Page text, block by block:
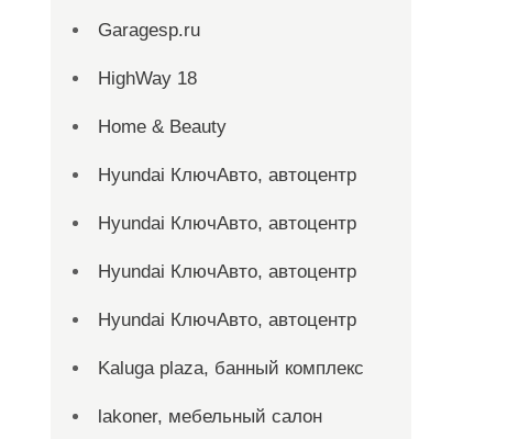
Garagesp.ru
HighWay 18
Home & Beauty
Hyundai КлючАвто, автоцентр
Hyundai КлючАвто, автоцентр
Hyundai КлючАвто, автоцентр
Hyundai КлючАвто, автоцентр
Kaluga plaza, банный комплекс
lakoner, мебельный салон